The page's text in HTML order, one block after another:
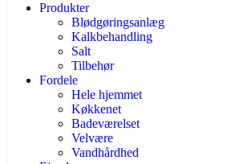
Produkter
Blødgøringsanlæg
Kalkbehandling
Salt
Tilbehør
Fordele
Hele hjemmet
Køkkenet
Badeværelset
Velvære
Vandhårdhed